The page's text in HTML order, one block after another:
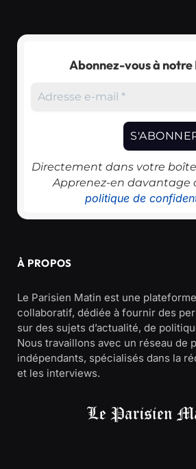
Abonnez-vous à
Directement dans votre
Apprenez-en davantage
politique de
À PROPOS
Le Parisien Matin est une
collaboratif, dédiée à fournir des
sur des sujets d’actualité, de
Nous travaillons avec un réseau de
indépendants, spécialisés dans la
et les interviews.